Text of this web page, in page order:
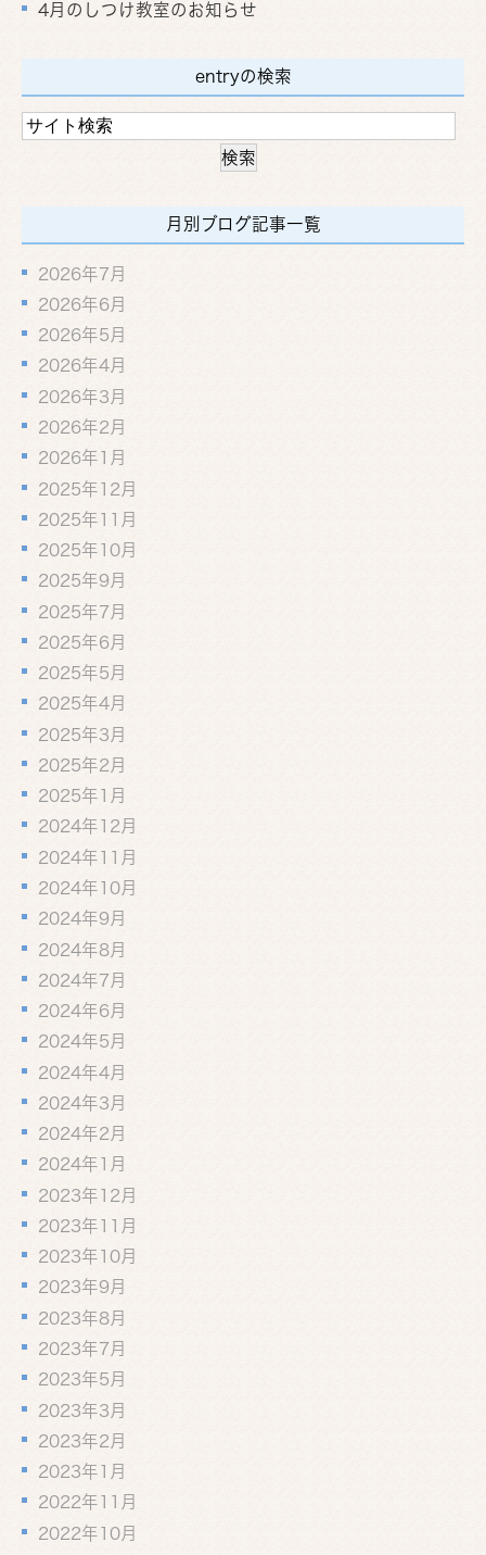
4月のしつけ教室のお知らせ
entryの検索
月別ブログ記事一覧
2026年7月
2026年6月
2026年5月
2026年4月
2026年3月
2026年2月
2026年1月
2025年12月
2025年11月
2025年10月
2025年9月
2025年7月
2025年6月
2025年5月
2025年4月
2025年3月
2025年2月
2025年1月
2024年12月
2024年11月
2024年10月
2024年9月
2024年8月
2024年7月
2024年6月
2024年5月
2024年4月
2024年3月
2024年2月
2024年1月
2023年12月
2023年11月
2023年10月
2023年9月
2023年8月
2023年7月
2023年5月
2023年3月
2023年2月
2023年1月
2022年11月
2022年10月